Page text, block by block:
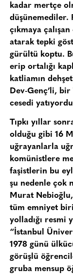
kadar mertçe
düşünemediler.
çıkmaya
atarak tepki
gürültü koptu.
erip ortalığı
katliamın
Dev-Genç’li,
cesedi
Tıpkı yıllar
olduğu gibi 16
uğrayanlarla
komünistlere
faşistlerin bu
şu nedenle çok
Murat
tüm emniyet
yolladığı resmi
“İstanbul
1978 günü
görüşlü
gruba mensup